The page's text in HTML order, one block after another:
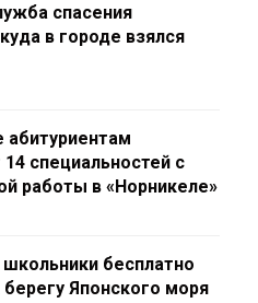
спасения
в городе взялся
абитуриентам
специальностей с
работы в «Норникеле»
школьники бесплатно
берегу Японского моря